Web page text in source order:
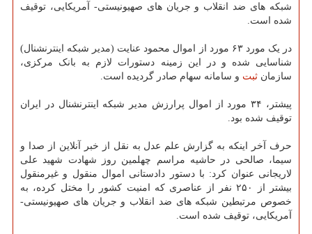
شبکه های ضد انقلاب و جریان های صهیونیستی- آمریکایی، توقیف
شده است.
در یک مورد ۶۳ مورد از اموال محمود عنایت (مدیر شبکه اینترنشنال)
شناسایی شده و در این زمینه دستورات لازم به بانک مرکزی،
سازمان ثبت و سامانه سهام صادر گردیده است.
پیشتر، ۳۴ مورد از اموال پرارزش مدیر شبکه اینترنشنال در ایران
توقیف شده بود.
حرف آخر اینکه به گزارش علم عدل به نقل از خبر آنلاین از صدا و
سیما، صالحی در حاشیه مراسم چهلمین روز شهادت شهید علی
لاریجانی عنوان کرد: با دستور دادستانی اموال منقول و غیرمنقول
بیشتر از ۲۵۰ نفر از عناصری که امنیت کشور را مختل کرده، به
خصوص مرتبطین شبکه های ضد انقلاب و جریان های صهیونیستی-
آمریکایی، توقیف شده است.